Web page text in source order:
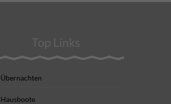
Top Links
Übernachten
Hausboote